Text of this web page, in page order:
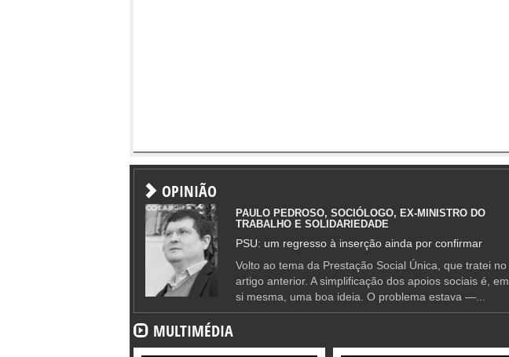
OPINIÃO
PAULO PEDROSO, SOCIÓLOGO, EX-MINISTRO DO
TRABALHO E SOLIDARIEDADE
PSU: um regresso à inserção ainda por confirmar
Volto ao tema da Prestação Social Única, que tratei no
artigo anterior. A simplificação dos apoios sociais é, em
si mesma, uma boa ideia. O problema estava —...
MULTIMÉDIA